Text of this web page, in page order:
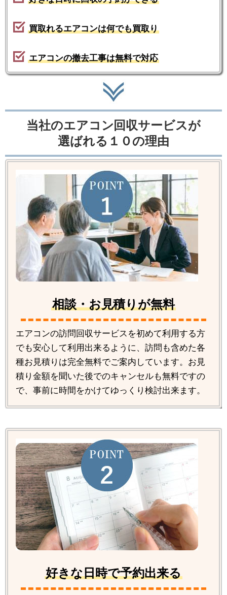
買取れるエアコンは何でも買取り
エアコンの撤去工事は無料で対応
当社のエアコン回収サービスが
選ばれる１０の理由
相談・お見積りが無料
エアコンの訪問回収サービスを初めて利用する方
でも安心して利用出来るように、訪問も含めた各
種お見積りは完全無料でご案内しています。お見
積り金額を聞いた後でのキャンセルも無料ですの
で、事前に時間をかけてゆっくり検討出来ます。
好きな日時で予約出来る